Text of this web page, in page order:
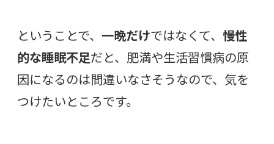
ということで、 一晩だけではなくて、 慢性
的な睡眠不足だと、肥満や生活習慣病の原
因になるのは間違いなさそうなので、気を
つけたいところです。